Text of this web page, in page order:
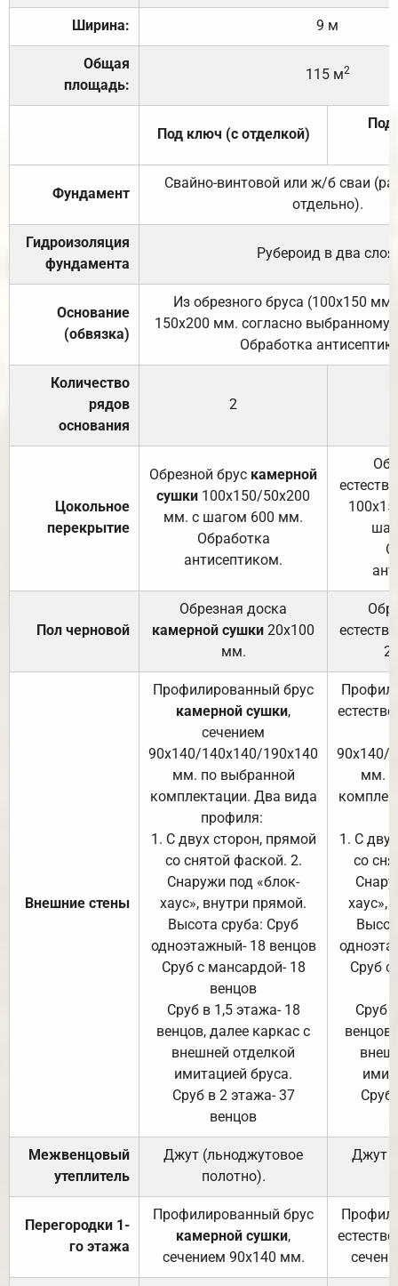
Ширина: 9 м
Общая
площадь:
115 м2
Под ключ (с отделкой)
Под
Фундамент
Свайно-винтовой или ж/б сваи
отдельно).
Гидроизоляция
фундамента
Рубероид в два слоя.
Основание
(обвязка)
Из обрезного бруса (100х150
150х200 мм. согласно выбранному
Обработка
Количество
рядов
основания
2
Цокольное
перекрытие
Обрезной брус камерной
сушки 100х150/50х200
мм. с шагом 600 мм.
Обработка
антисептиком.
Пол черновой
Обрезная доска
камерной сушки 20х100
мм.
Внешние стены
Профилированный брус
камерной сушки,
сечением
90х140/140х140/190х140
мм. по выбранной
комплектации. Два вида
профиля:
1. С двух сторон, прямой
со снятой фаской. 2.
Снаружи под «блок-
хаус», внутри прямой.
Высота сруба: Сруб
одноэтажный- 18 венцов
Сруб с мансардой- 18
венцов
Сруб в 1,5 этажа- 18
венцов, далее каркас с
внешней отделкой
имитацией бруса.
Сруб в 2 этажа- 37
венцов
90х140/
мм.
1. С
со
хаус»,
Сруб с
Сруб
Сруб
Межвенцовый
утеплитель
Джут (льноджутовое
полотно).
Джут
Перегородки 1-
го этажа
Профилированный брус
камерной сушки,
сечением 90х140 мм.